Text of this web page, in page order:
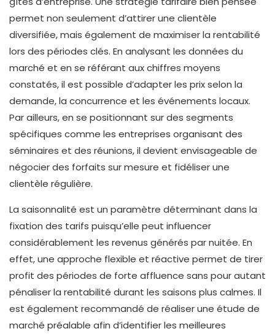
permet non seulement d’attirer une clientèle
diversifiée, mais également de maximiser la rentabilité
lors des périodes clés. En analysant les données du
marché et en se référant aux chiffres moyens
constatés, il est possible d’adapter les prix selon la
demande, la concurrence et les événements locaux.
Par ailleurs, en se positionnant sur des segments
spécifiques comme les entreprises organisant des
séminaires et des réunions, il devient envisageable de
négocier des forfaits sur mesure et fidéliser une
clientèle régulière.
La saisonnalité est un paramètre déterminant dans la
fixation des tarifs puisqu’elle peut influencer
considérablement les revenus générés par nuitée. En
effet, une approche flexible et réactive permet de tirer
profit des périodes de forte affluence sans pour autant
pénaliser la rentabilité durant les saisons plus calmes. Il
est également recommandé de réaliser une étude de
marché préalable afin d’identifier les meilleures